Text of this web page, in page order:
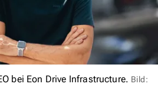
bei Eon Drive Infrastructure. Bild: